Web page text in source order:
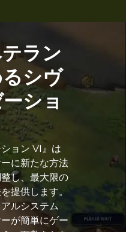
ラン
シヴ
ショ
ション VI』は
に新たな方法
し、最大限の
提供します。
ルシステム
が簡単にゲー